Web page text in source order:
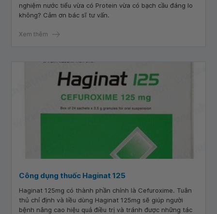
nghiệm nước tiểu vừa có Protein vừa có bạch cầu đáng lo
không? Cảm ơn bác sĩ tư vấn.
Xem thêm
Công dụng thuốc Haginat 125
Haginat 125mg có thành phần chính là Cefuroxime. Tuân
thủ chỉ định và liều dùng Haginat 125mg sẽ giúp người
bệnh nâng cao hiệu quả điều trị và tránh được những tác